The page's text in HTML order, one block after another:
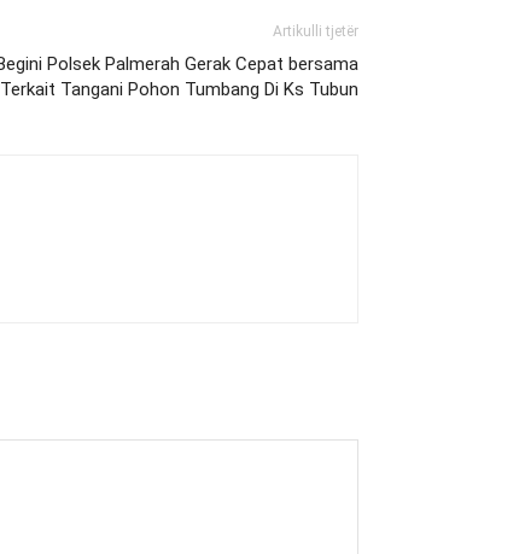
Artikulli tjetër
Polsek Palmerah Gerak Cepat bersama
Tangani Pohon Tumbang Di Ks Tubun